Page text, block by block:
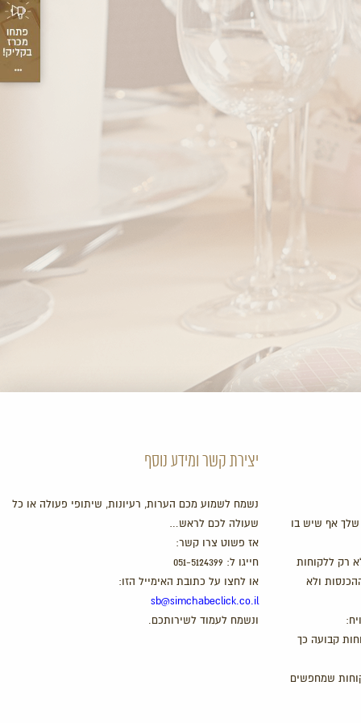
אף שיש בו
רק ללקוחות
ולא
קבועה כך
שמחפשים
יצירת קשר ומידע נוסף
נשמח לשמוע מכם הערות, רעיונות, שיתופי פעולה או כל
שעולה לכם לראש…
אז פשוט צרו קשר:
חייגו ל: 051-5124399
או לחצו על כתובת האימייל הזו:
sb@simchabeclick.co.il
ונשמח לעמוד לשירותכם.